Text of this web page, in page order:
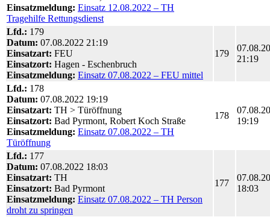
Einsatzmeldung: Einsatz 12.08.2022 – TH
Tragehilfe Rettungsdienst
Lfd.: 179
Datum: 07.08.2022 21:19
Einsatzart: FEU
Einsatzort: Hagen - Eschenbruch
Einsatzmeldung: Einsatz 07.08.2022 – FEU mittel
179
21:19
Lfd.: 178
Datum: 07.08.2022 19:19
Einsatzart: TH > Türöffnung
Einsatzort: Bad Pyrmont, Robert Koch Straße
Einsatzmeldung: Einsatz 07.08.2022 – TH
Türöffnung
178
19:19
Lfd.: 177
Datum: 07.08.2022 18:03
Einsatzart: TH
Einsatzort: Bad Pyrmont
Einsatzmeldung: Einsatz 07.08.2022 – TH Person
droht zu springen
177
18:03